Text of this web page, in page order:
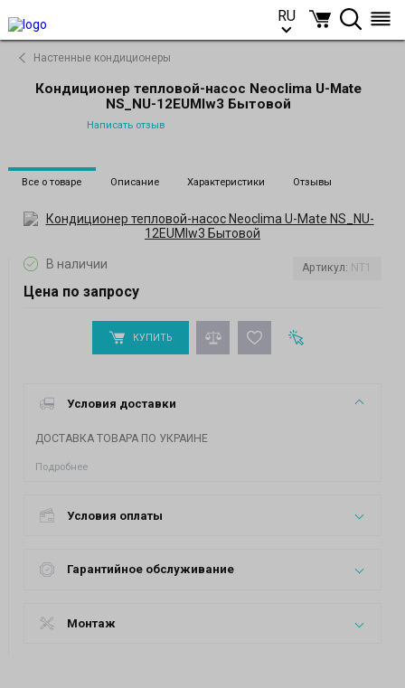
RU
Настенные кондиционеры
Кондиционер тепловой-насос Neoclima U-Mate
NS_NU-12EUMIw3 Бытовой
Написать отзыв
Все о товаре Описание Характеристики Отзывы
В наличии
Цена по запросу
Артикул: NT1
КУПИТЬ
Условия доставки
ДОСТАВКА ТОВАРА ПО УКРАИНЕ
Подробнее
Условия оплаты
Гарантийное обслуживание
Монтаж